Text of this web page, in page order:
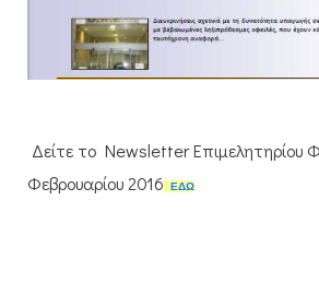
Δείτε το Newsletter Επιμελητηρίου
Φεβρουαρίου 2016
ΕΔΩ